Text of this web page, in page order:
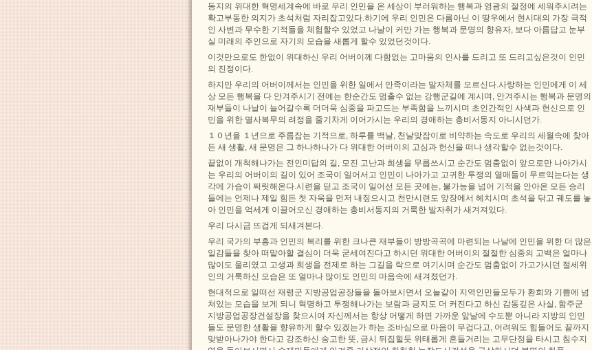
동지의 위대한 혁명세계속에 바로 우리 인민을 온 세상이 부러워하는 행복과 영광의 절정에 세워주시려는
확고부동한 의지가 초석처럼 자리잡고있다.하기에 우리 인민은 다름아닌 이 땅우에서 현시대의 가장 극적
인 사변과 무수한 기적들을 체험할수 있었고 나날이 커만 가는 행복과 문명의 향유자, 보다 아름답고 눈부
실 미래의 주인으로 자기의 모습을 새롭게 할수 있었던것이다.
이것만으로도 한없이 위대하신 우리 어버이께 다함없는 고마움의 인사를 드리고 또 드리고싶은것이 인민
의 진정이다.
하지만 우리의 어버이께서는 인민을 위한 일에서 만족이라는 말자체를 모르신다.사랑하는 인민에게 이 세
상 모든 행복을 다 안겨주시기 전에는 한순간도 멈출수 없는 강행군길에 계시며, 안겨주시는 행복과 문명의
재부들이 나날이 늘어갈수록 더더욱 심중을 파고드는 부족함을 느끼시며 초인간적인 사색과 헌신으로 인
민을 위한 멸사복무의 려정을 줄기차게 이어가시는 우리의 경애하는 총비서동지 아니시던가.
１０년을 １년으로 주름잡는 기적으로, 하루를 백날, 천날맞잡이로 비약하는 속도로 우리의 세월속에 찾아
든 새 생활, 새 문명은 그 하나하나가 다 위대한 어버이의 고심과 헌신을 떠나 생각할수 없는것이다.
끝없이 개척해나가는 전인미답의 길, 모진 고난과 희생을 무릅쓰시고 순간도 멈춤없이 앞으로만 나아가시
는 우리의 어버이의 길이 있어 조국이 일어서고 인민이 나아가고 고귀한 투쟁의 열매들이 무르익는다는 생
각에 가슴이 쩌릿해온다.시련을 딛고 조국이 일어선 모든 곳에는, 불가능을 넘어 기적을 안아온 모든 승리
들에는 언제나 제일 힘든 첫 자욱을 먼저 내짚으시고 천만시련도 앞장에서 헤치시며 초석을 닦고 궤도를 놓
아 인민을 억세게 이끌어오신 경애하는 총비서동지의 거룩한 발자취가 새겨져있다.
우리 다시금 뜨겁게 되새겨본다.
우리 국가의 부흥과 인민의 복리를 위한 크나큰 재부들이 방방곡곡에 마련되는 나날에 인민을 위한 더 많은
일감들을 찾아 떠맡아할 결심이 더욱 굳세여진다고 하시던 위대한 어버이의 절절한 심중의 고백은 얼마나
많이도 울리였고 고생과 희생을 전제로 하는 그길을 락으로 여기시며 순간도 멈춤없이 가고가시던 절세위
인의 거룩하신 모습은 또 얼마나 많이도 인민의 마음속에 새겨졌던가.
현대적으로 일떠선 재령군 지방공업공장들을 돌아보시면서 오늘같이 지역인민들모두가 환희와 기쁨에 넘
쳐있는 모습을 보게 되니 혁명하고 투쟁해나가는 보람과 긍지도 더 커진다고 하신 감동깊은 사실, 함주군
지방공업공장건설장을 찾으시여 자신께서는 항상 어떻게 하면 가까운 앞날에 수도뿐 아니라 지방의 인민
들도 문명한 생활을 향유하게 할수 있겠는가 하는 조바심으로 마음이 무겁다고, 어려워도 힘들어도 끝까지
맞받아나가야 한다고 강조하신 숭고한 뜻, 금시 뒤집힐듯 위태롭게 흔들거리는 고무단정을 타시고 침수지